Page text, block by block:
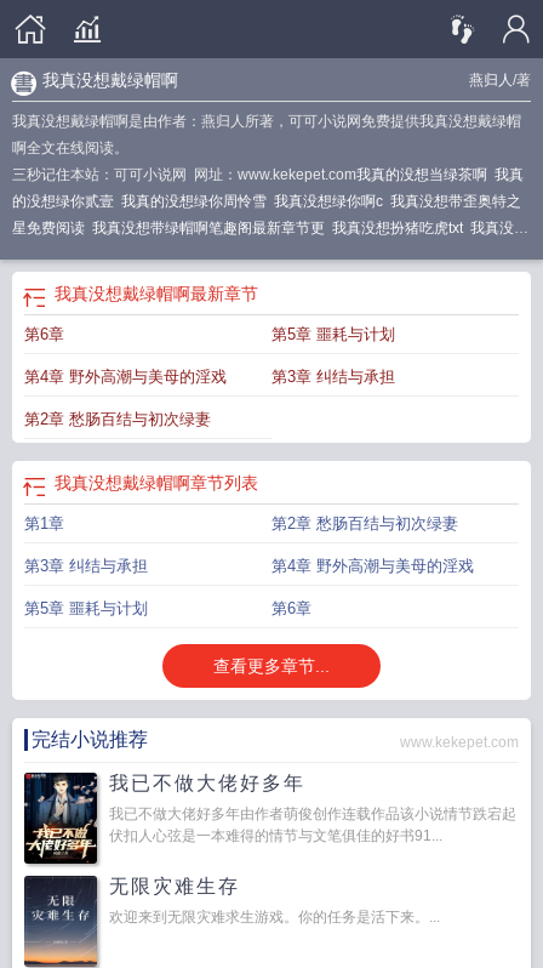
燕归人/著
我真没想戴绿帽啊
我真没想戴绿帽啊是由作者：燕归人所著，可可小说网免费提供我真没想戴绿帽
啊全文在线阅读。
三秒记住本站：可可小说网 网址：www.kekepet.com我真的没想当绿茶啊 我真
的没想绿你贰壹 我真的没想绿你周怜雪 我真没想绿你啊c 我真没想带歪奥特之
星免费阅读 我真没想带绿帽啊笔趣阁最新章节更 我真没想扮猪吃虎txt 我真没想
我真的没想带歪奥特之星 我真没想带坏奥特之星
真没想带歪奥特之星
我真没想戴绿帽啊最新章节
第6章 第5章 噩耗与计划
第4章 野外高潮与美母的淫戏 第3章 纠结与承担
第2章 愁肠百结与初次绿妻
我真没想戴绿帽啊章节列表
第1章 第2章 愁肠百结与初次绿妻
第3章 纠结与承担 第4章 野外高潮与美母的淫戏
第5章 噩耗与计划 第6章
查看更多章节...
完结小说推荐 www.kekepet.com
我已不做大佬好多年
我已不做大佬好多年由作者萌俊创作连载作品该小说情节跌宕起
伏扣人心弦是一本难得的情节与文笔俱佳的好书91...
无限灾难生存
欢迎来到无限灾难求生游戏。你的任务是活下来。...